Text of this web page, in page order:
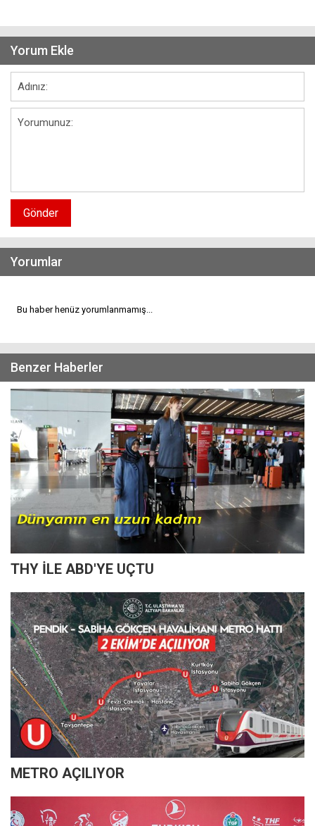
Yorum Ekle
Gönder
Yorumlar
Bu haber henüz yorumlanmamış...
Benzer Haberler
THY İLE ABD'YE UÇTU
METRO AÇILIYOR